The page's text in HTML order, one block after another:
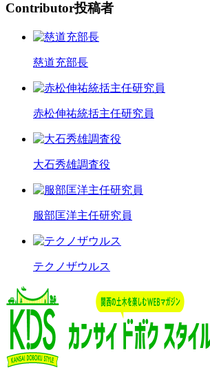
Contributor投稿者
慈道充部長
赤松伸祐統括主任研究員
大石秀雄調査役
服部匡洋主任研究員
テクノザウルス